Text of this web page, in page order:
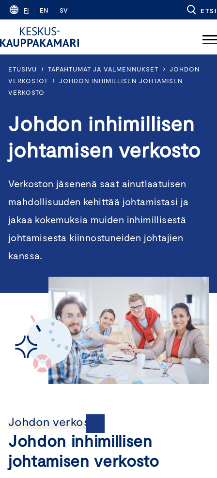
Skip
content
FI EN SV ETSI
ETUSIVU › TAPAHTUMAT JA VALMENNUKSET › JOHDON
VERKOSTOT
› JOHDON INHIMILLISEN JOHTAMISEN
VERKOSTO
Johdon inhimillisen
johtamisen verkosto
Verkoston jäsenenä saat ainutlaatuisen
mahdollisuuden kehittää johtamistasi ja
jakaa kokemuksia muiden inhimillisestä
johtamisesta kiinnostuneiden johtajien
kanssa.
Johdon verkostot
Johdon inhimillisen
johtamisen verkosto